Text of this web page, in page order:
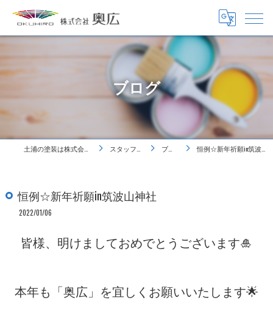
ブログ
土浦の塗装は株式会社奥広 スタッフ紹介 ブログ 恒例☆新年祈願in筑波山神社
恒例☆新年祈願in筑波山神社
2022/01/06
皆様、明けましておめでとうございます🎍
本年も「奥広」を宜しくお願いいたします🌟